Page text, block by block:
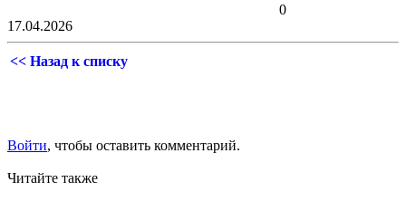
0
17.04.2026
<< Назад к списку
Войти, чтобы оставить комментарий.
Читайте также